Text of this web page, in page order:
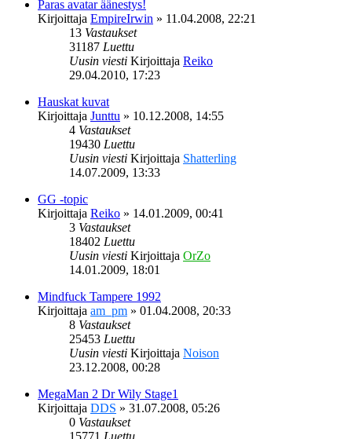
Paras avatar äänestys!
Kirjoittaja EmpireIrwin » 11.04.2008, 22:21
13 Vastaukset
31187 Luettu
Uusin viesti Kirjoittaja Reiko
29.04.2010, 17:23
Hauskat kuvat
Kirjoittaja Junttu » 10.12.2008, 14:55
4 Vastaukset
19430 Luettu
Uusin viesti Kirjoittaja Shatterling
14.07.2009, 13:33
GG -topic
Kirjoittaja Reiko » 14.01.2009, 00:41
3 Vastaukset
18402 Luettu
Uusin viesti Kirjoittaja OrZo
14.01.2009, 18:01
Mindfuck Tampere 1992
Kirjoittaja am_pm » 01.04.2008, 20:33
8 Vastaukset
25453 Luettu
Uusin viesti Kirjoittaja Noison
23.12.2008, 00:28
MegaMan 2 Dr Wily Stage1
Kirjoittaja DDS » 31.07.2008, 05:26
0 Vastaukset
15771 Luettu